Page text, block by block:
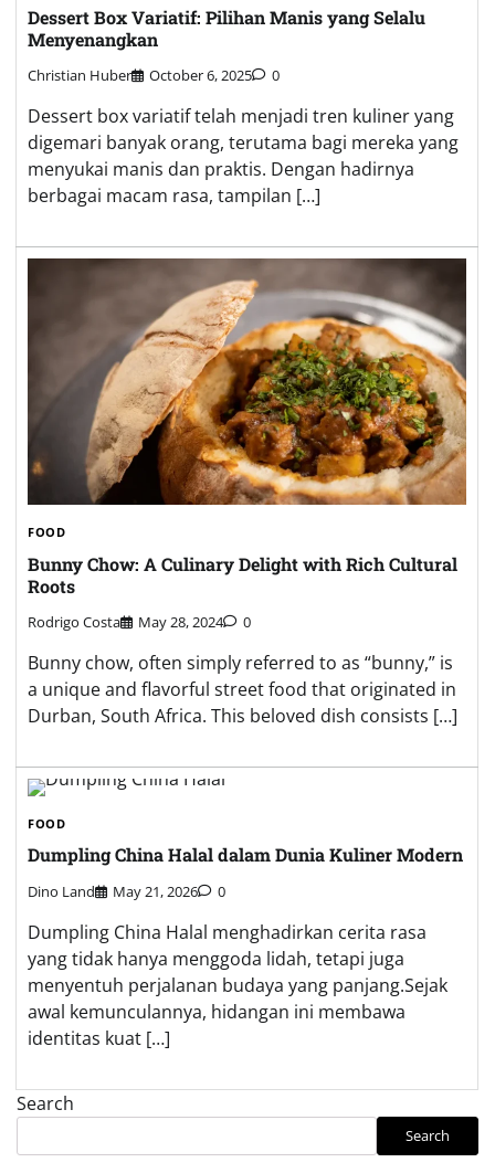
Dessert Box Variatif: Pilihan Manis yang Selalu
Menyenangkan
Christian Huber October 6, 2025 0
Dessert box variatif telah menjadi tren kuliner yang
digemari banyak orang, terutama bagi mereka yang
menyukai manis dan praktis. Dengan hadirnya
berbagai macam rasa, tampilan […]
FOOD
Bunny Chow: A Culinary Delight with Rich Cultural
Roots
Rodrigo Costa May 28, 2024 0
Bunny chow, often simply referred to as “bunny,” is
a unique and flavorful street food that originated in
Durban, South Africa. This beloved dish consists […]
FOOD
Dumpling China Halal dalam Dunia Kuliner Modern
Dino Land May 21, 2026 0
Dumpling China Halal menghadirkan cerita rasa
yang tidak hanya menggoda lidah, tetapi juga
menyentuh perjalanan budaya yang panjang.Sejak
awal kemunculannya, hidangan ini membawa
identitas kuat […]
Search
Search